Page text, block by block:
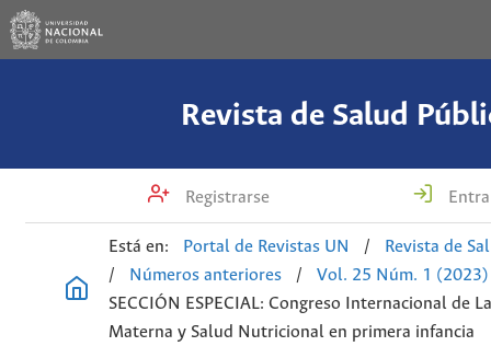
Revista de Salud
Registrarse
Está en: Portal de Revistas UN /
Revista de
/
Números anteriores /
Vol. 25 Núm. 1 (2023)
SECCIÓN ESPECIAL: Congreso Internacional de
Materna y Salud Nutricional en primera infancia